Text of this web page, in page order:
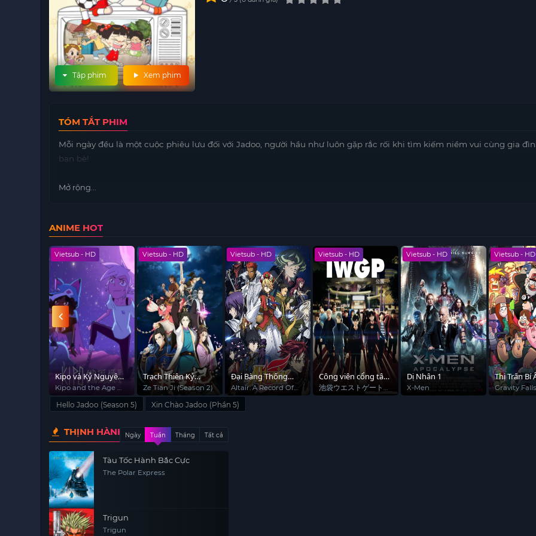
Xem phim
Tập phim
TÓM TẮT PHIM
Mỗi ngày đều là một cuộc phiêu lưu đối với Jadoo, người hầu như luôn gặp rắc rối khi tìm kiếm niềm vui cùng gia
bạn bè!
Mở rộng...
ANIME HOT
Vietsub - HD
Kipo và Kỷ Nguyên
Kỳ Thú (Phần 2)
Kipo and the Age of
Wonderbeasts
(Season 2)
Vietsub - HD
Trạch Thiên Ký
(Phần 2)
Ze Tian Ji (Season 2)
Vietsub - HD
Đại Bàng Thống
Soái
Altair: A Record Of
Battles
Vietsub - HD
Công viên cổng tây
Ikebukuro
池袋ウエストゲート
パーク
Vietsub - HD
Dị Nhân 1
X-Men
Vietsub - HD
Thị Trấn Bí
Gravity Falls
Hello Jadoo (Season 5) Xin Chào Jadoo (Phần 5)
THỊNH HÀNHNgày Tuần Tháng Tất cả
Tàu Tốc Hành Bắc Cực
The Polar Express
Trigun
Trigun